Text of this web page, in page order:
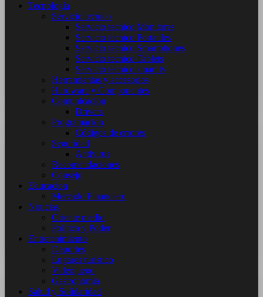
Tecnología
Servicio tecnico
Servicio tecnico Monitores
Servicio tecnico Portatiles
Servicio tecnico Smartphones
Servicio tecnico Tablets
Servicio tecnico smart tv
Herramientas y accesorios
Hardware y Componentes
Comunicacion
Drivers
Programacion
Códigos de errores
Seguridad
Antivirus
Recomendaciones
Consejo
Educacion
Mercado Financiero
Noticias
Oriente medio
Politica y Poder
Entretenimiento
Deportes
Lugares turístico
Videojuego
Gastronomia
Salud y Solidaridad